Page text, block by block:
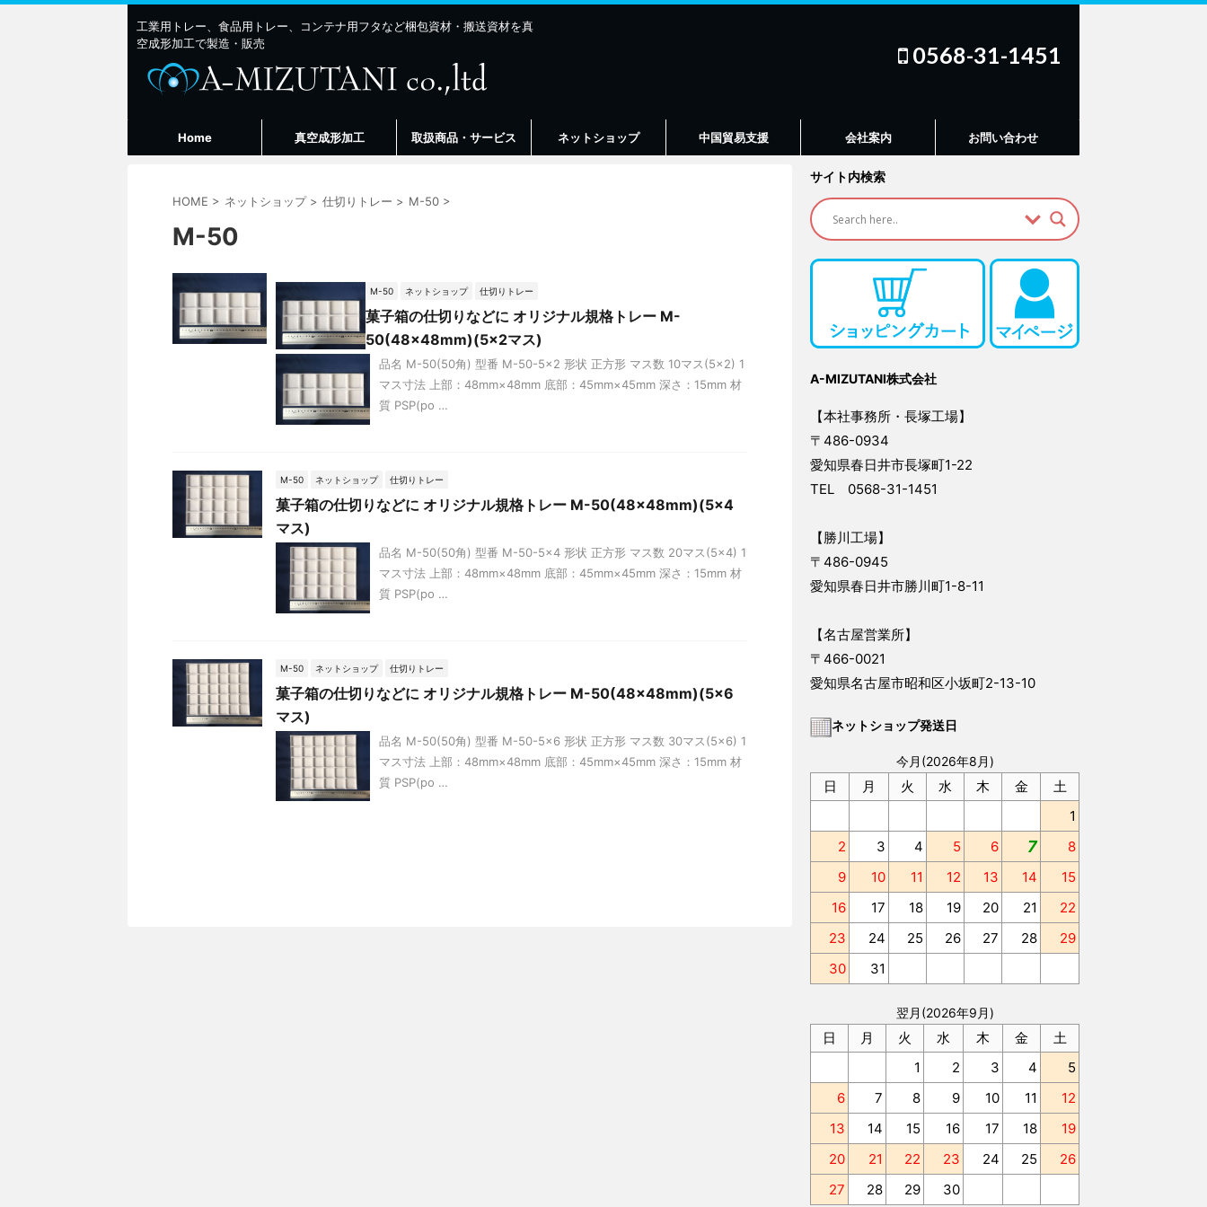
工業用トレー、食品用トレー、コンテナ用フタなど梱包資材・搬送資材を真
空成形加工で製造・販売
0568-31-1451
Home 真空成形加工 取扱商品・サービス ネットショップ 中国貿易支援 会社案内 お問い合わせ
HOME > ネットショップ > 仕切りトレー > M-50 >
M-50
M-50 ネットショップ 仕切りトレー
菓子箱の仕切りなどに オリジナル規格トレー M-
50(48×48mm)(5×2マス)
品名 M-50(50角) 型番 M-50-5×2 形状 正方形 マス数 10マス(5×2) 1
マス寸法 上部：48mm×48mm 底部：45mm×45mm 深さ：15mm 材
質 PSP(po …
M-50 ネットショップ 仕切りトレー
菓子箱の仕切りなどに オリジナル規格トレー M-50(48×48mm)(5×4
マス)
品名 M-50(50角) 型番 M-50-5×4 形状 正方形 マス数 20マス(5×4) 1
マス寸法 上部：48mm×48mm 底部：45mm×45mm 深さ：15mm 材
質 PSP(po …
M-50 ネットショップ 仕切りトレー
菓子箱の仕切りなどに オリジナル規格トレー M-50(48×48mm)(5×6
マス)
品名 M-50(50角) 型番 M-50-5×6 形状 正方形 マス数 30マス(5×6) 1
マス寸法 上部：48mm×48mm 底部：45mm×45mm 深さ：15mm 材
質 PSP(po …
サイト内検索
A-MIZUTANI株式会社
【本社事務所・長塚工場】
〒486-0934
愛知県春日井市長塚町1-22
TEL 0568-31-1451
【勝川工場】
〒486-0945
愛知県春日井市勝川町1-8-11
【名古屋営業所】
〒466-0021
愛知県名古屋市昭和区小坂町2-13-10
ネットショップ発送日
今月(2026年8月)
日 月 火 水 木 金
土
1
2
3 4 5 6 7
8
9
10 11 12 13 14
15
16
17 18 19 20 21
22
23
24 25 26 27 28
29
30
31
翌月(2026年9月)
日 月 火 水 木 金
土
1
2 3 4
5
6
7 8 9 10 11
12
13
14 15 16 17 18
19
20
21 22 23 24 25
26
27
28 29 30